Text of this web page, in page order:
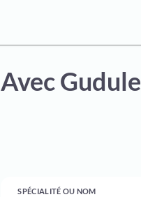
Avec
SPÉCIALITÉ OU NOM